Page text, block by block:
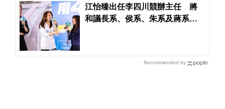
江怡臻出任李四川競辦主任 將
和議長系、侯系、朱系及蔣系整
Recommended by